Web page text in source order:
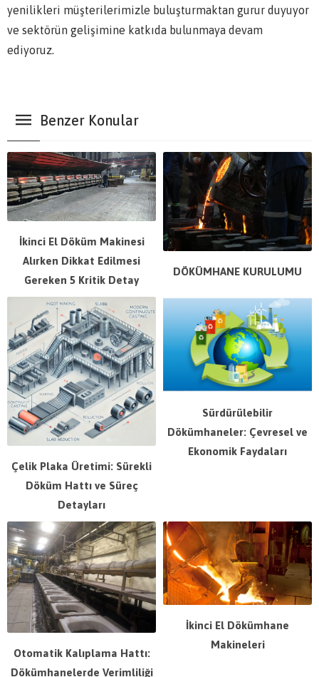
yenilikleri müşterilerimizle buluşturmaktan gurur duyuyor
ve sektörün gelişimine katkıda bulunmaya devam
ediyoruz.
Benzer Konular
İkinci El Döküm Makinesi
Alırken Dikkat Edilmesi
Gereken 5 Kritik Detay
DÖKÜMHANE KURULUMU
Çelik Plaka Üretimi: Sürekli
Döküm Hattı ve Süreç
Detayları
Sürdürülebilir
Dökümhaneler: Çevresel ve
Ekonomik Faydaları
Otomatik Kalıplama Hattı:
Dökümhanelerde Verimliliği
İkinci El Dökümhane
Makineleri